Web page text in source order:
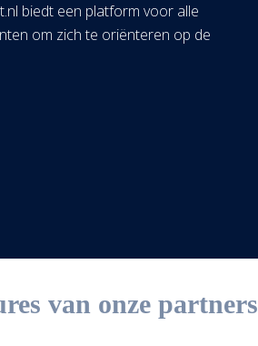
biedt een platform voor alle
om zich te oriënteren op de
van onze partners